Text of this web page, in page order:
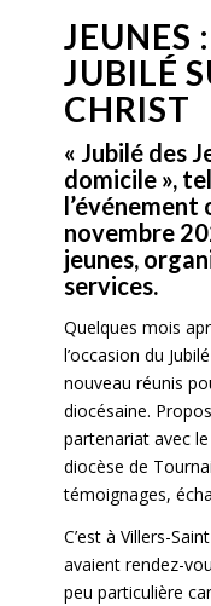
JEUNES
JUBILÉ
CHRIST
« Jubilé des
domicile »,
l’événement
novembre
jeunes,
services.
Quelques mois
l’occasion du
nouveau réunis
diocésaine.
partenariat avec
diocèse de
témoignages,
C’est à Villers-
avaient rendez-
peu particulière